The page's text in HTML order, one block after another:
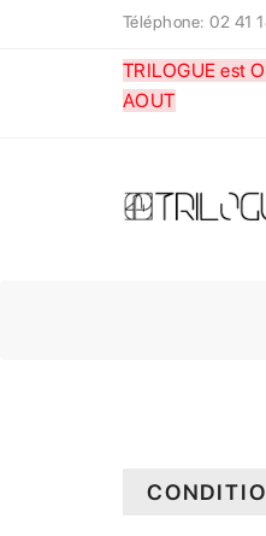
Téléphone: 02 41
TRILOGUE est
AOUT